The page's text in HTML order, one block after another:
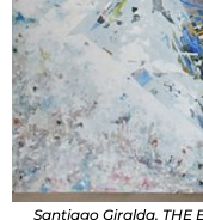
Santiago Giralda. THE